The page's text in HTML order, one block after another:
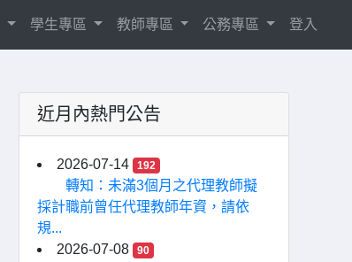
學生專區 教師專區 公務專區 登入
近月內熱門公告
2026-07-14 192
轉知：未滿3個月之代理教師擬
採計職前曾任代理教師年資，請依
規...
2026-07-08
90